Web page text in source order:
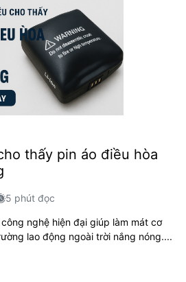
thấy pin áo điều hòa
5 phút đọc
nghệ hiện đại giúp làm mát cơ
lao động ngoài trời nắng nóng....